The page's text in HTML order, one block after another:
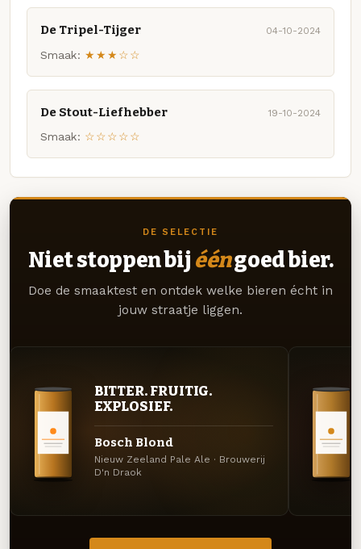
De Tripel-Tijger 04-10-2024
Smaak: ★★★☆☆
De Stout-Liefhebber 19-10-2024
Smaak: ☆☆☆☆☆
DE SELECTIE
Niet stoppen bij ééngoed bier.
Doe de smaaktest en ontdek welke bieren écht in
jouw straatje liggen.
BITTER. FRUITIG.
EXPLOSIEF.
Bosch Blond
Nieuw Zeeland Pale Ale · Brouwerij
D'n Draok